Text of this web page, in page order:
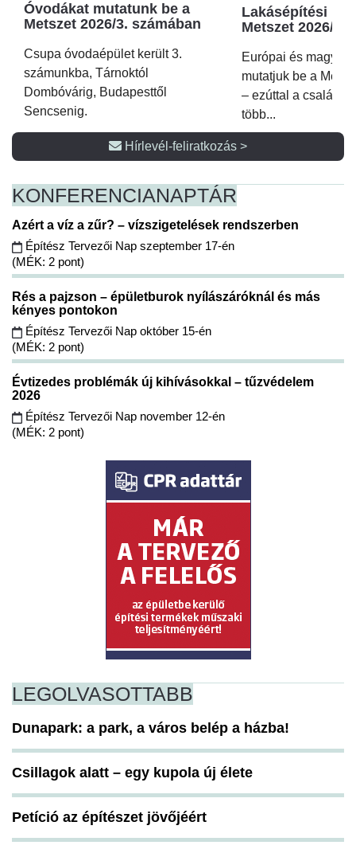
Óvodákat mutatunk be a
Metszet 2026/3. számában
Csupa óvodaépület került 3.
számunkba, Tárnoktól
Dombóvárig, Budapesttől
Sencsenig.
Lakásépítési
Metszet 2026/2.
Európai és magyar
mutatjuk be a
– ezúttal a családi
több...
Hírlevél-feliratkozás >
KONFERENCIANAPTÁR
Azért a víz a zűr? – vízszigetelések rendszerben
Építész Tervezői Nap szeptember 17-én
(MÉK: 2 pont)
Rés a pajzson – épületburok nyílászáróknál és más
kényes pontokon
Építész Tervezői Nap október 15-én
(MÉK: 2 pont)
Évtizedes problémák új kihívásokkal – tűzvédelem
2026
Építész Tervezői Nap november 12-én
(MÉK: 2 pont)
LEGOLVASOTTABB
Dunapark: a park, a város belép a házba!
Csillagok alatt – egy kupola új élete
Petíció az építészet jövőjéért